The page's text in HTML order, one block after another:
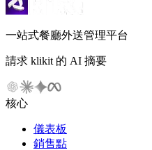
一站式餐廳外送管理平台
請求 klikit 的 AI 摘要
核心
儀表板
銷售點